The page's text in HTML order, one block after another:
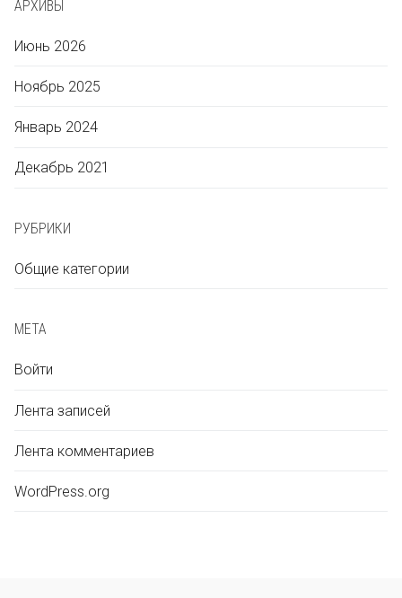
English
Italiano
АРХИВЫ
Июнь 2026
Ноябрь 2025
Январь 2024
Декабрь 2021
РУБРИКИ
Общие категории
МЕТА
Войти
Лента записей
Лента комментариев
WordPress.org